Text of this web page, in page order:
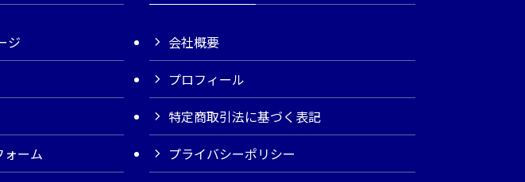
ジ
ォーム
会社概要
プロフィール
特定商取引法に基づく表記
プライバシーポリシー